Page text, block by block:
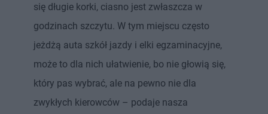
się długie korki, ciasno jest zwłaszcza w
godzinach szczytu. W tym miejscu często
jeżdżą auta szkół jazdy i elki egzaminacyjne,
może to dla nich ułatwienie, bo nie głowią się,
który pas wybrać, ale na pewno nie dla
zwykłych kierowców – podaje nasza